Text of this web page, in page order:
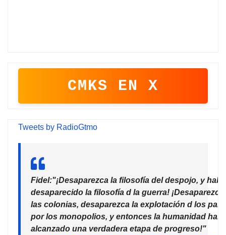
CMKS EN X
Tweets by RadioGtmo
Fidel:"¡Desaparezca la filosofía del despojo, y
desaparecido la filosofía d la guerra!
las colonias, desaparezca la explotación d los
por los monopolios, y entonces la humanidad
alcanzado una verdadera etapa de progreso!"